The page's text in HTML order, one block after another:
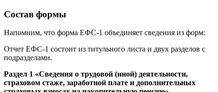
Состав формы
Напомним, что форма ЕФС-1 объединяет сведения из форм:
Отчет ЕФС-1 состоит из титульного листа и двух разделов с
подразделами.
Раздел 1 «Сведения о трудовой (иной) деятельности,
страховом стаже, заработной плате и дополнительных